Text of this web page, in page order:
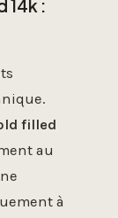
14k :
filled
au
à